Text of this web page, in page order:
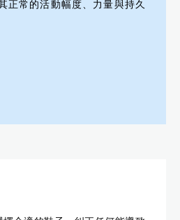
正常的活動幅度、力量與持久